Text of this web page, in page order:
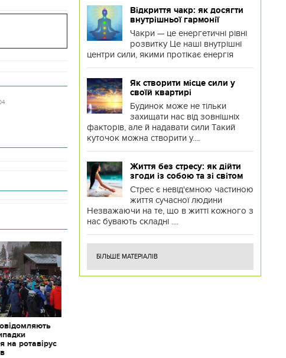
на ротавірус
Відкриття чакр: як досягти
внутрішньої гармонії
Чакри — це енергетичні рівні
розвитку Це наші внутрішні
центри сили, якими протікає енергія
Як створити місце сили у
своїй квартирі
Будинок може не тільки
захищати нас від зовнішніх
факторів, але й надавати сили Такий
куточок можна створити у....
Життя без стресу: як дійти
згоди із собою та зі світом
Стрес є невід'ємною частиною
життя сучасної людини
Незважаючи на те, що в житті кожного з
нас бувають складні ....
БІЛЬШЕ МАТЕРІАЛІВ